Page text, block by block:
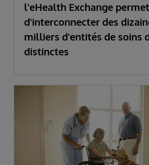
l'eHealth Exchange permet
d'interconnecter des
milliers d'entités de soins
distinctes